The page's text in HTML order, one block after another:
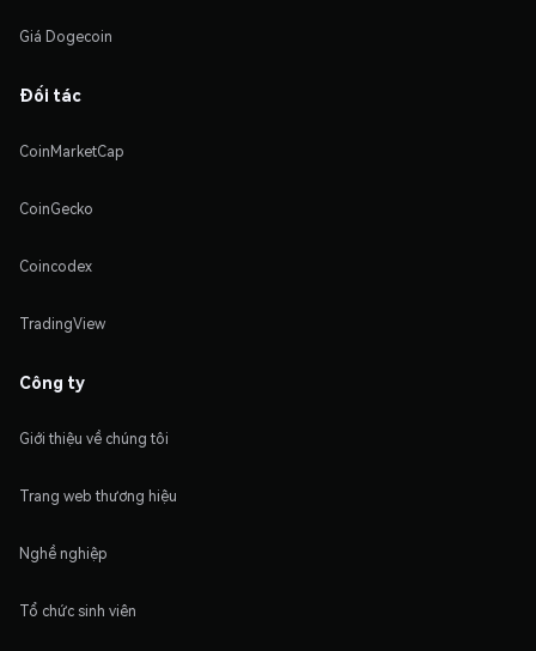
Giá Dogecoin
Đối tác
CoinMarketCap
CoinGecko
Coincodex
TradingView
Công ty
Giới thiệu về chúng tôi
Trang web thương hiệu
Nghề nghiệp
Tổ chức sinh viên